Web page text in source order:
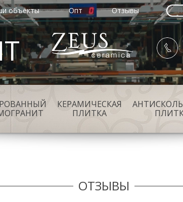
объекты Опт Отзывы
КЕРАМИЧЕСКАЯ
ПЛИТКА
ОТЗЫВЫ